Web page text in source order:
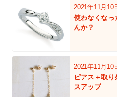
2021年11月10
使わなくなっ
んか？
2021年11月10
ピアス＋取
スアップ